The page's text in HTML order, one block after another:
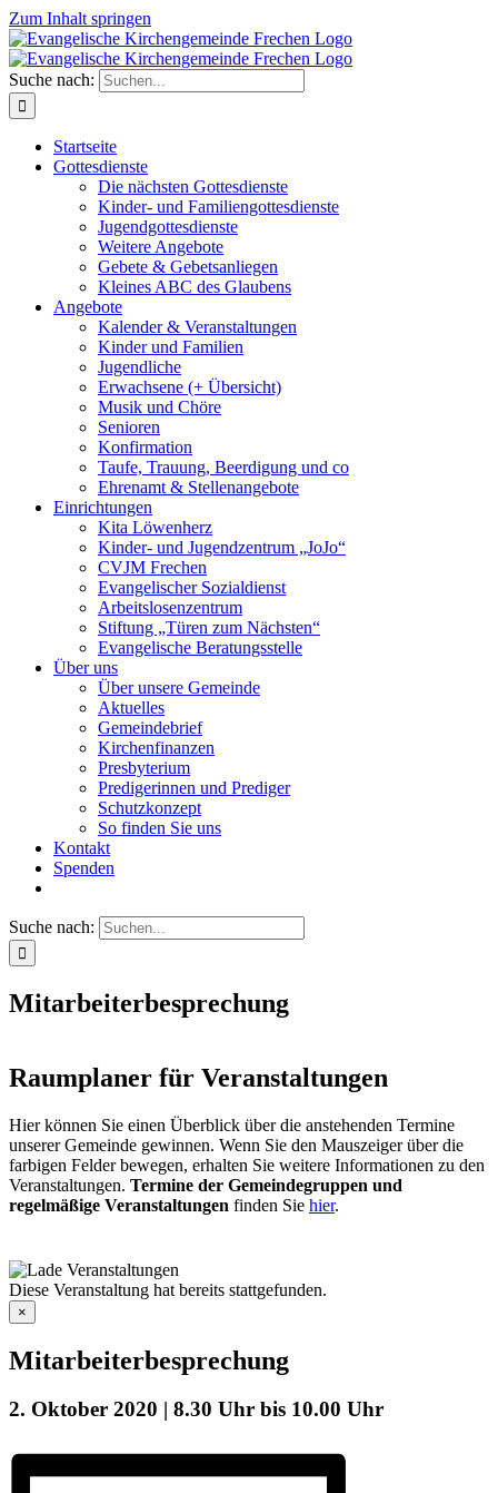
Zum Inhalt springen
Suche nach:
Startseite
Gottesdienste
Die nächsten Gottesdienste
Kinder- und Familiengottesdienste
Jugendgottesdienste
Weitere Angebote
Gebete & Gebetsanliegen
Kleines ABC des Glaubens
Angebote
Kalender & Veranstaltungen
Kinder und Familien
Jugendliche
Erwachsene (+ Übersicht)
Musik und Chöre
Senioren
Konfirmation
Taufe, Trauung, Beerdigung und co
Ehrenamt & Stellenangebote
Einrichtungen
Kita Löwenherz
Kinder- und Jugendzentrum „JoJo“
CVJM Frechen
Evangelischer Sozialdienst
Arbeitslosenzentrum
Stiftung „Türen zum Nächsten“
Evangelische Beratungsstelle
Über uns
Über unsere Gemeinde
Aktuelles
Gemeindebrief
Kirchenfinanzen
Presbyterium
Predigerinnen und Prediger
Schutzkonzept
So finden Sie uns
Kontakt
Spenden
Suche nach:
Mitarbeiterbesprechung
Raumplaner für Veranstaltungen
Hier können Sie einen Überblick über die anstehenden Termine
unserer Gemeinde gewinnen. Wenn Sie den Mauszeiger über die
farbigen Felder bewegen, erhalten Sie weitere Informationen zu den
Veranstaltungen. Termine der Gemeindegruppen und
regelmäßige Veranstaltungen finden Sie hier.
Diese Veranstaltung hat bereits stattgefunden.
×
Mitarbeiterbesprechung
2. Oktober 2020 | 8.30 Uhr bis 10.00 Uhr